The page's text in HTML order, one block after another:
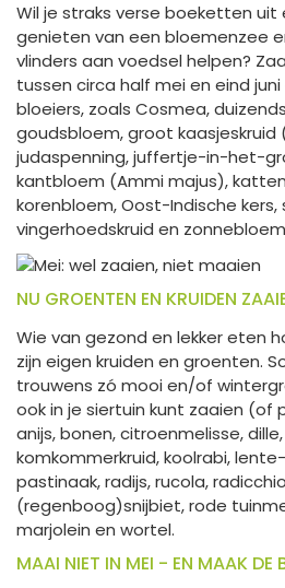
Wil je straks verse boeketten uit
genieten van een bloemenzee
vlinders aan voedsel helpen?
tussen circa half mei en eind
bloeiers, zoals Cosmea,
goudsbloem, groot kaasjeskruid
judaspenning, juffertje-in-het-
kantbloem (Ammi majus),
korenbloem, Oost-Indische kers,
vingerhoedskruid en
NU GROENTEN EN KRUIDEN
Wie van gezond en lekker eten
zijn eigen kruiden en groenten.
trouwens zó mooi en/of
ook in je siertuin kunt zaaien (of
anijs, bonen, citroenmelisse,
komkommerkruid, koolrabi,
pastinaak, radijs, rucola,
(regenboog)snijbiet, rode
marjolein en wortel.
MAAI NIET IN MEI - EN MAAK DE